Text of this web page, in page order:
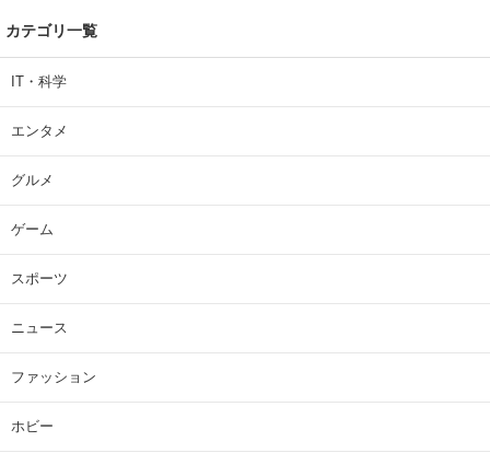
カテゴリ一覧
IT・科学
エンタメ
グルメ
ゲーム
スポーツ
ニュース
ファッション
ホビー